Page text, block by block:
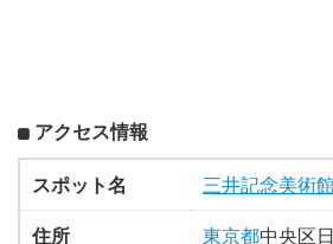
アクセス情報
スポット名
三井記念美術
住所
東京都中央区